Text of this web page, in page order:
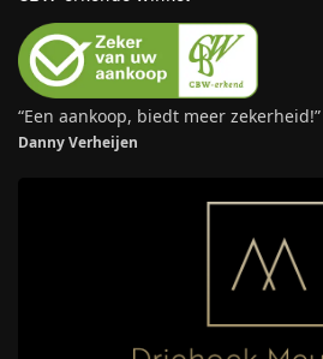
“Een aankoop, biedt meer zekerheid!”
Danny Verheijen